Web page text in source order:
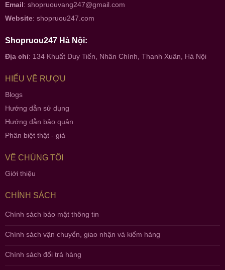
Email: shopruouvang247@gmail.com
Website: shopruou247.com
Shopruou247 Hà Nội:
Địa chỉ: 134 Khuất Duy Tiến, Nhân Chính, Thanh Xuân, Hà Nội
HIỂU VỀ RƯỢU
Blogs
Hướng dẫn sử dụng
Hướng dẫn bảo quản
Phân biệt thật - giả
VỀ CHÚNG TÔI
Giới thiệu
CHÍNH SÁCH
Chính sách bảo mật thông tin
Chính sách vận chuyển, giao nhận và kiểm hàng
Chính sách đổi trả hàng